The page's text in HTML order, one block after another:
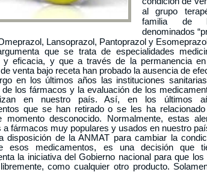
al grupo
familia de
denominados
Lansoprazol, Pantoprazol y
que se trata de especialidades
y eficacia, y que a través de la permanencia
venta bajo receta han probado la ausencia de
en los últimos años las instituciones
de los fármacos y la evaluación de los
en nuestro país. Así, en los últimos
que se han retirado o se les ha
momento desconocido. Normalmente, estas
a fármacos muy populares y usados en nuestro
disposición de la ANMAT para cambiar la
esos medicamentos, es una decisión que
la iniciativa del Gobierno nacional para que
como cualquier otro producto.